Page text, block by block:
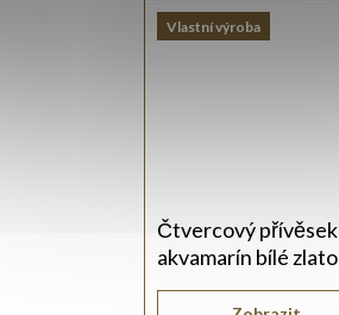
Vlastní výroba
Čtvercový přívěsek
akvamarín bílé zlato